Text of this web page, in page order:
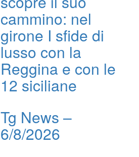
cammino: nel
girone I sfide di
lusso con la
Reggina e con le
12 siciliane
Tg News –
6/8/2026